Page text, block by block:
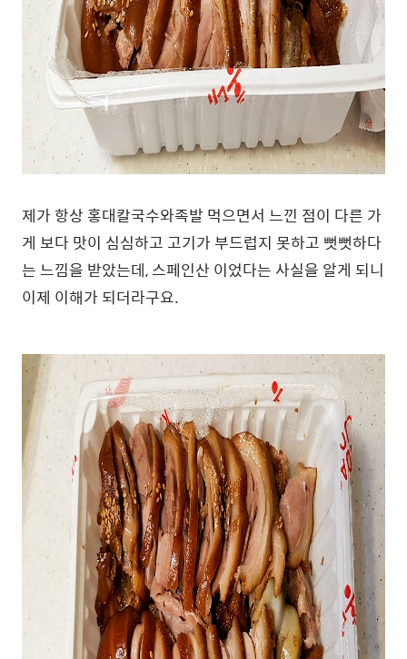
제가 항상 홍대칼국수와족발 먹으면서 느낀 점이 다른 가
게 보다 맛이 심심하고 고기가 부드럽지 못하고 뻣뻣하다
는 느낌을 받았는데, 스페인산 이었다는 사실을 알게 되니
이제 이해가 되더라구요.